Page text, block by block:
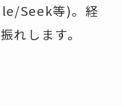
Seek等)。経
れします。